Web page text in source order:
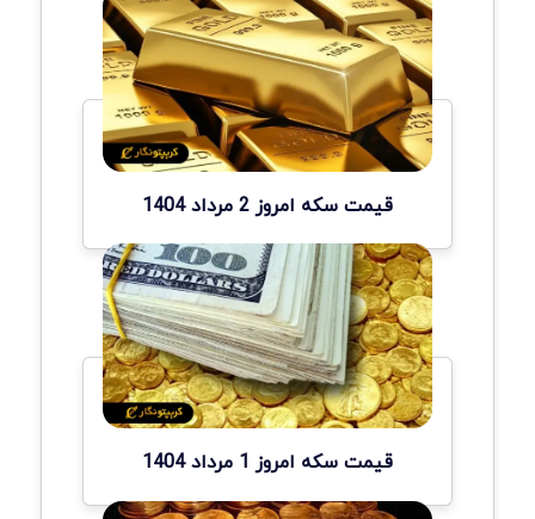
قیمت سکه امروز 2 مرداد 1404
قیمت سکه امروز 1 مرداد 1404